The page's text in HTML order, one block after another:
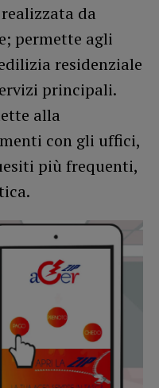
da
permette agli
residenziale
principali.
alla
con gli uffici,
più frequenti,